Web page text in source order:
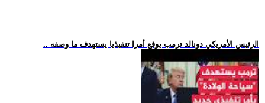
.. الرئيس الأمريكي دونالد ترمب يوقع أمرا تنفيذيا يستهدف ما وصفه